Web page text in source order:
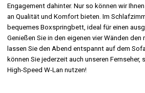
Engagement dahinter. Nur so können wir
an Qualität und Komfort bieten. Im
bequemes Boxspringbett, ideal für einen
Genießen Sie in den eigenen vier Wänden
lassen Sie den Abend entspannt auf dem
können Sie jederzeit auch unseren
High-Speed W-Lan nutzen!